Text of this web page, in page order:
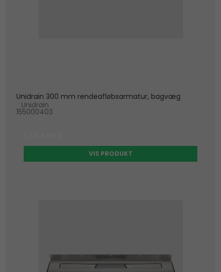
Unidrain 300 mm rendeafløbsarmatur, bagvæg
Unidrain
155000403
VIS PRODUKT